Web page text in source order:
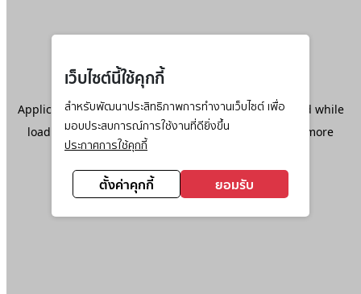
เว็บไซต์นี้ใช้คุกกี้
สำหรับพัฒนาประสิทธิภาพการทำงานเว็บไซต์ เพื่อ
มอบประสบการณ์การใช้งานที่ดียิ่งขึ้น
ประกาศการใช้คุกกี้
ตั้งค่าคุกกี้ ยอมรับ
Application error: aclient-side exception has occurred while
loadingwww.ktc.co.th(see the browser console
for more
information).